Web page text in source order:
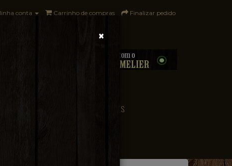
conta Carrinho de compras Finalizar pedido
PAÍSES
×